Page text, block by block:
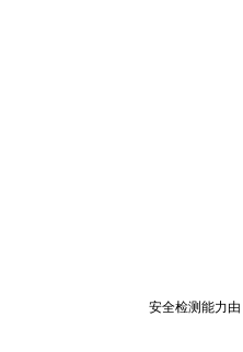
安全检测能力由